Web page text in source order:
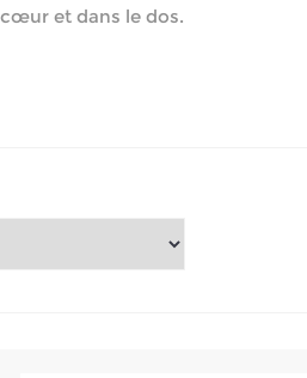
et dans le dos.